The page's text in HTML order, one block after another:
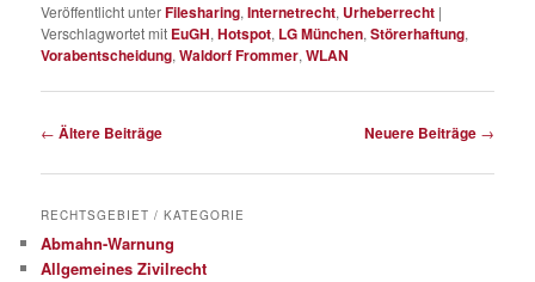
Veröffentlicht unterFilesharing,Internetrecht, Urheberrecht |
Verschlagwortet mit EuGH,Hotspot, LG München,Störerhaftung,
Vorabentscheidung,Waldorf Frommer,WLAN
Beitragsnavigation
← Ältere Beiträge Neuere Beiträge →
RECHTSGEBIET / KATEGORIE
Abmahn-Warnung
Allgemeines Zivilrecht